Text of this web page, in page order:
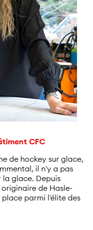
CFC
de hockey sur glace,
il n'y a pas
la glace. Depuis
de Hasle-
parmi l'élite des